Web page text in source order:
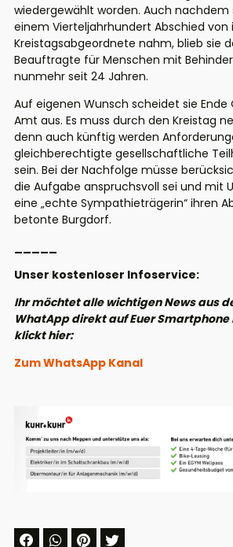
wiedergewählt worden. Auch nachdem
einem Vierteljahrhundert Abschied von
Kreistagsabgeordnete nahm, blieb sie
Beauftragte für Menschen mit
nunmehr seit 24 Jahren.
Auf eigenen Wunsch scheidet sie Ende
Amt aus. Es muss durch den Kreistag
denn auch künftig werden
gleichberechtigte gesellschaftliche
sein. Bei der Nachfolge müsse
die Aufgabe anspruchsvoll sei und mit
eine „echte Sympathieträgerin“ ihren
betonte Burgdorf.
Unser kostenloser Infoservice:
Ihr möchtet alle wichtigen News aus
WhatApp direkt auf Euer
klickt hier:
Zum WhatsApp Kanal